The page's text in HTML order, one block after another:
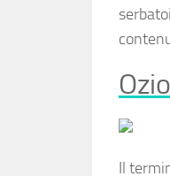
Ozio
Il